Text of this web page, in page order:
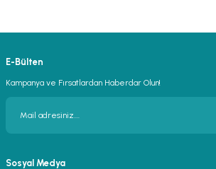
E-Bülten
Kampanya ve Fırsatlardan Haberdar Olun!
Sosyal Medya